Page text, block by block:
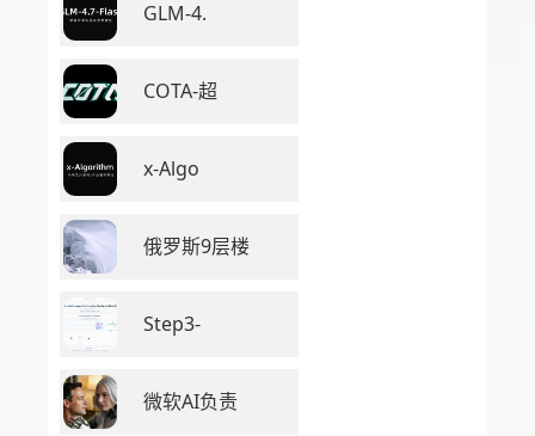
GLM-4.
COTA-超
x-Algo
俄罗斯9层楼
Step3-
微软AI负责